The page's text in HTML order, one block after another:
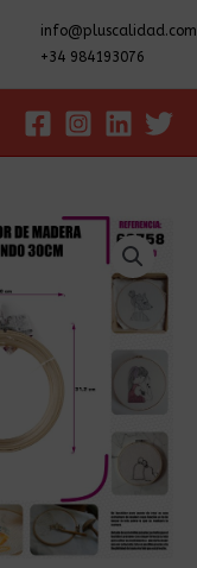
info@pluscalidad.com
+34 984193076